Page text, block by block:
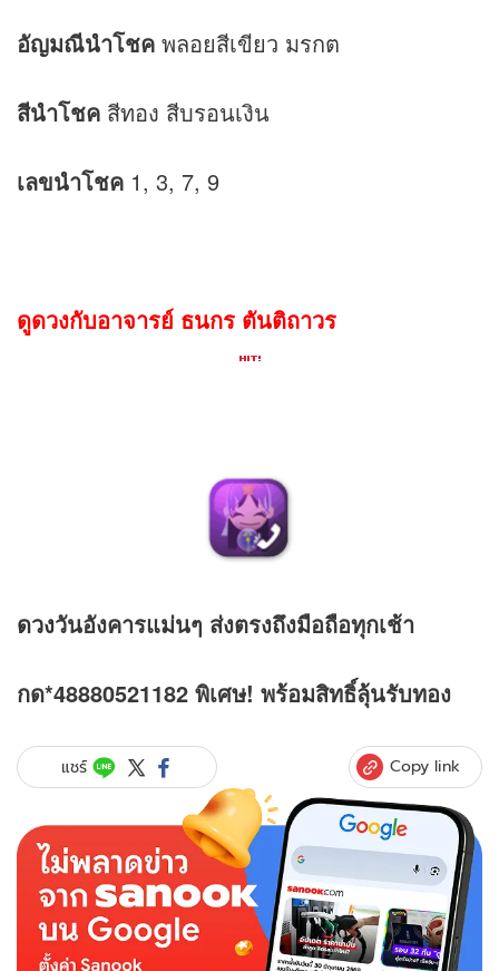
อัญมณีนำโชค พลอยสีเขียว มรกต
สีนำโชค สีทอง สีบรอนเงิน
เลขนำโชค 1, 3, 7, 9
ดูดวงกับอาจารย์ ธนกร ตันติถาวร
ดวงวันอังคารแม่นๆ ส่งตรงถึงมือถือทุกเช้า
กด*48880521182 พิเศษ! พร้อมสิทธิ์ลุ้นรับทอง
แชร์ Copy link